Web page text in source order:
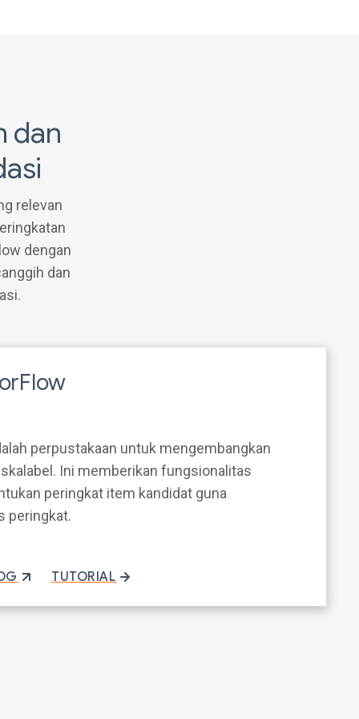
dan
relevan
dengan
dan
perpustakaan untuk mengembangkan
Ini memberikan fungsionalitas
peringkat item kandidat guna
peringkat.
TUTORIAL